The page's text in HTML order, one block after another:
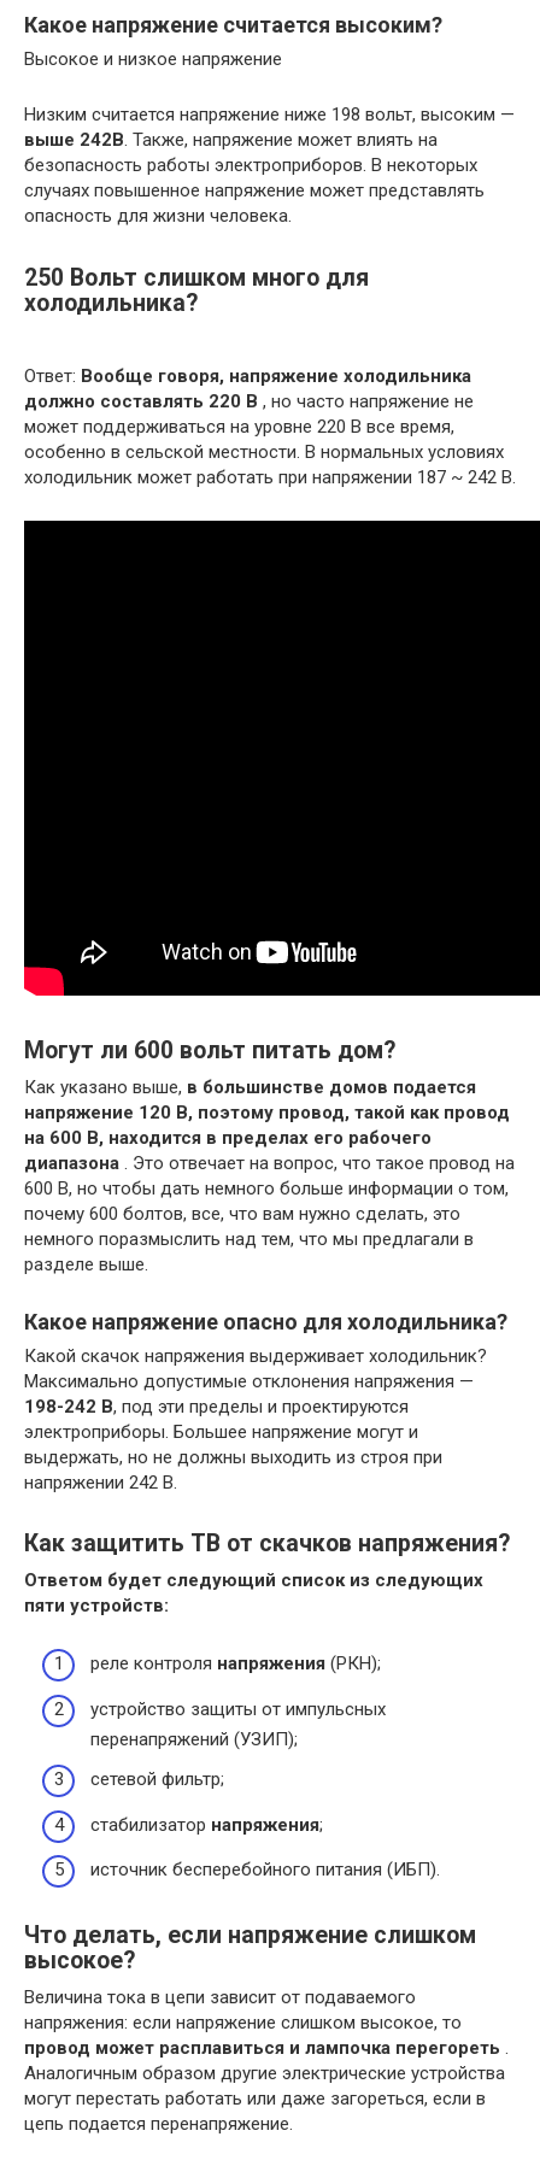
Какое напряжение считается высоким?
Высокое и низкое напряжение
Низким считается напряжение ниже 198 вольт, высоким —
выше 242В. Также, напряжение может влиять на
безопасность работы электроприборов. В некоторых
случаях повышенное напряжение может представлять
опасность для жизни человека.
250 Вольт слишком много для
холодильника?
Ответ: Вообще говоря, напряжение холодильника
должно составлять 220 В , но часто напряжение не
может поддерживаться на уровне 220 В все время,
особенно в сельской местности. В нормальных условиях
холодильник может работать при напряжении 187 ~ 242 В.
Могут ли 600 вольт питать дом?
Как указано выше, в большинстве домов подается
напряжение 120 В, поэтому провод, такой как провод
на 600 В, находится в пределах его рабочего
диапазона . Это отвечает на вопрос, что такое провод на
600 В, но чтобы дать немного больше информации о том,
почему 600 болтов, все, что вам нужно сделать, это
немного поразмыслить над тем, что мы предлагали в
разделе выше.
Какое напряжение опасно для холодильника?
Какой скачок напряжения выдерживает холодильник?
Максимально допустимые отклонения напряжения —
198-242 В, под эти пределы и проектируются
электроприборы. Большее напряжение могут и
выдержать, но не должны выходить из строя при
напряжении 242 В.
Как защитить ТВ от скачков напряжения?
Ответом будет следующий список из следующих
пяти устройств:
реле контроля напряжения (РКН);
устройство защиты от импульсных
перенапряжений (УЗИП);
сетевой фильтр;
стабилизатор напряжения;
источник бесперебойного питания (ИБП).
Что делать, если напряжение слишком
высокое?
Величина тока в цепи зависит от подаваемого
напряжения: если напряжение слишком высокое, то
провод может расплавиться и лампочка перегореть .
Аналогичным образом другие электрические устройства
могут перестать работать или даже загореться, если в
цепь подается перенапряжение.